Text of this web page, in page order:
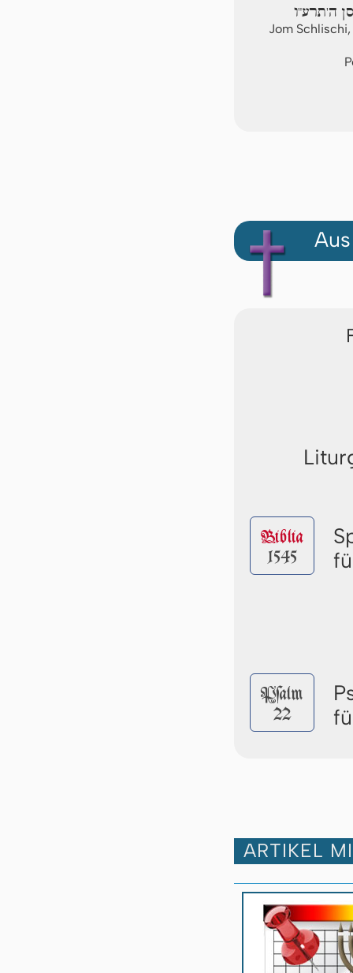
ה'תרע"ו
Jom
Biblia
1545
Pſalm
22
ARTIKEL